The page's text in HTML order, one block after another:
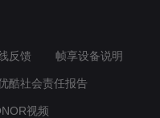
反馈 帧享设备说明
酷社会责任报告
视频